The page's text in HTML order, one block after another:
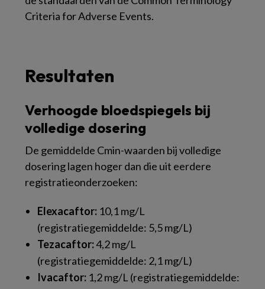
Criteria for Adverse Events.
Resultaten
Verhoogde bloedspiegels bij
volledige dosering
De gemiddelde Cmin-waarden bij volledige
dosering lagen hoger dan die uit eerdere
registratieonderzoeken:
Elexacaftor: 10,1 mg/L
(registratiegemiddelde: 5,5 mg/L)
Tezacaftor:4,2 mg/L
(registratiegemiddelde: 2,1 mg/L)
Ivacaftor: 1,2 mg/L (registratiegemiddelde: